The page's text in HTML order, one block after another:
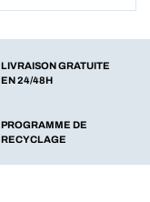
LIVRAISON GRATUITE
EN 24/48H
PROGRAMME DE
RECYCLAGE